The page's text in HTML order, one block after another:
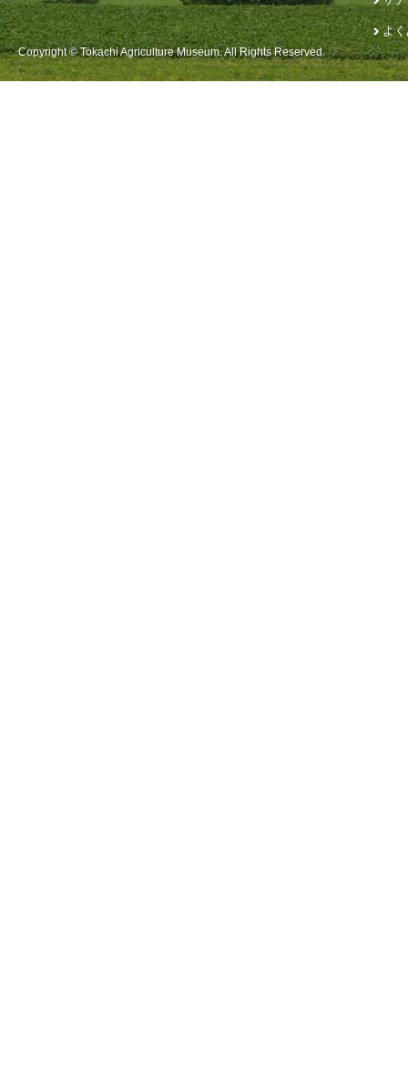
よ
Copyright © Tokachi Agriculture Museum. All Rights Reserved.